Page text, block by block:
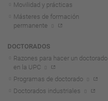
Movilidad y prácticas
Másteres de formación
permanente
DOCTORADOS
Razones para hacer un doctorado
en la UPC
Programas de doctorado
Doctorados industriales